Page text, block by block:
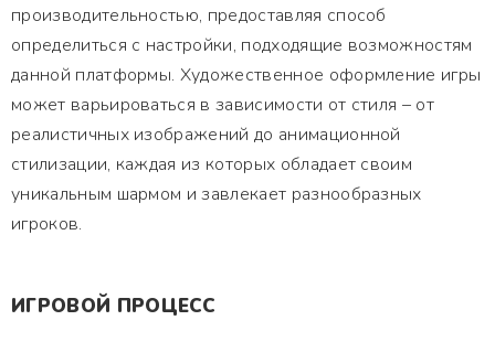
производительностью, предоставляя способ
определиться с настройки, подходящие возможностям
данной платформы. Художественное оформление игры
может варьироваться в зависимости от стиля – от
реалистичных изображений до анимационной
стилизации, каждая из которых обладает своим
уникальным шармом и завлекает разнообразных
игроков.
ИГРОВОЙ ПРОЦЕСС